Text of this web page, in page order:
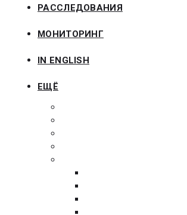
РАССЛЕДОВАНИЯ
МОНИТОРИНГ
IN ENGLISH
ЕЩЁ